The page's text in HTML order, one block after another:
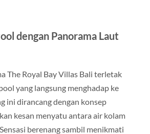
dengan Panorama Laut
The Royal Bay Villas Bali terletak
yang langsung menghadap ke
ini dirancang dengan konsep
kesan menyatu antara air kolam
berenang sambil menikmati